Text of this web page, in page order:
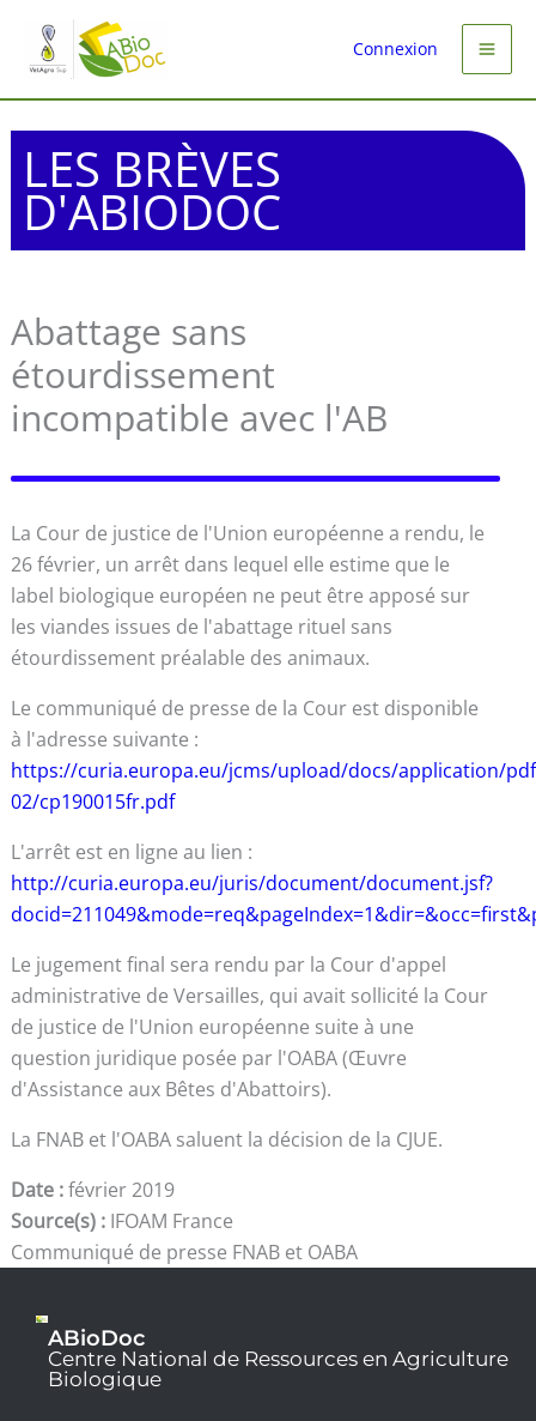
contenu
Connexion
LES BRÈVES
D'ABIODOC
Abattage sans
étourdissement
incompatible avec l'AB
La Cour de justice de l'Union européenne a rendu, le
26 février, un arrêt dans lequel elle estime que le
label biologique européen ne peut être apposé sur
les viandes issues de l'abattage rituel sans
étourdissement préalable des animaux.
Le communiqué de presse de la Cour est disponible
à l'adresse suivante :
https://curia.europa.eu/jcms/upload/docs/application/
02/cp190015fr.pdf
L'arrêt est en ligne au lien :
http://curia.europa.eu/juris/document/document.jsf?
Le jugement final sera rendu par la Cour d'appel
administrative de Versailles, qui avait sollicité la Cour
de justice de l'Union européenne suite à une
question juridique posée par l'OABA (Œuvre
d'Assistance aux Bêtes d'Abattoirs).
La FNAB et l'OABA saluent la décision de la CJUE.
Date :février 2019
Source(s) : IFOAM France
Communiqué de presse FNAB et OABA
ABioDoc
Centre National de Ressources en Agriculture
Biologique